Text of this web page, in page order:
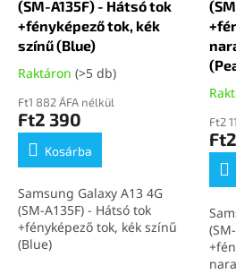
(SM-A135F) - Hátsó tok
+fényképező tok, kék
színű (Blue)
Raktáron (>5 db)
Ft1 882 ÁFA nélkül
Ft2 390
Kosárba
Samsung Galaxy A13 4G
(SM-A135F) - Hátsó tok
+fényképező tok, kék színű
(Blue)
Ft2